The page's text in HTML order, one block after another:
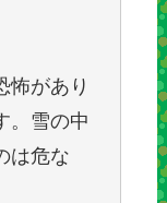
怖があり
。雪の中
は危な